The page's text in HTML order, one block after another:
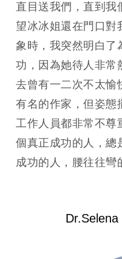
直目送我們，直到我
望冰冰姐還在門口對
象時，我突然明白了
功，因為她待人非常
去曾有一二次不太愉
有名的作家，但姿態
工作人員都非常不尊
個真正成功的人，總
成功的人，腰往往彎
Dr.Selena